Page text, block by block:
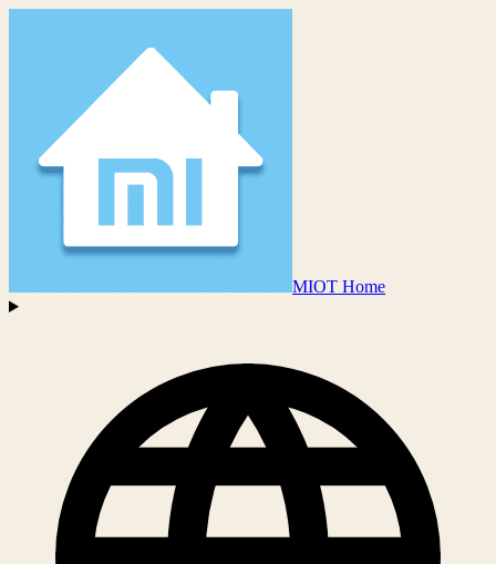
MIOT Home